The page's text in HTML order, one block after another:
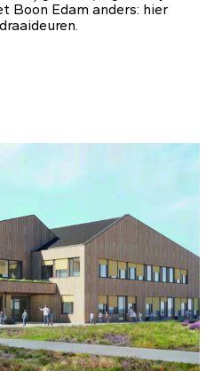
Boon Edam anders: hier